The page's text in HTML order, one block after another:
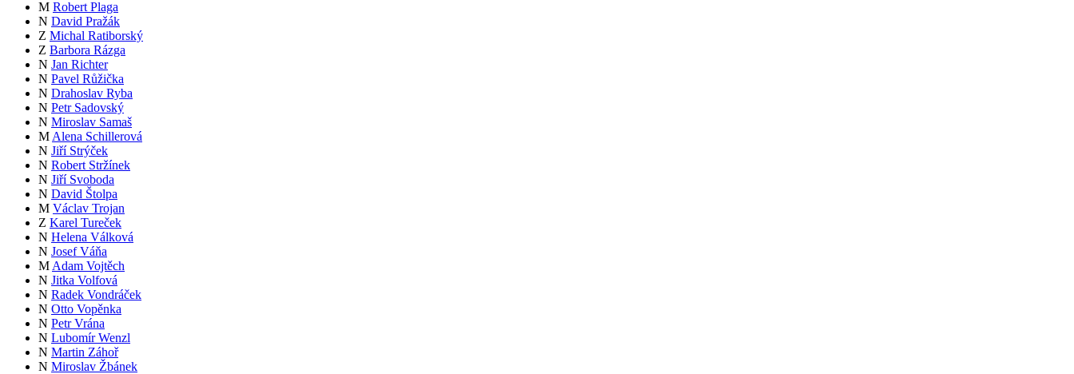
M Robert Plaga
N David Pražák
Z Michal Ratiborský
Z Barbora Rázga
N Jan Richter
N Pavel Růžička
N Drahoslav Ryba
N Petr Sadovský
N Miroslav Samaš
M Alena Schillerová
N Jiří Strýček
N Robert Stržínek
N Jiří Svoboda
N David Štolpa
M Václav Trojan
Z Karel Tureček
N Helena Válková
N Josef Váňa
M Adam Vojtěch
N Jitka Volfová
N Radek Vondráček
N Otto Vopěnka
N Petr Vrána
N Lubomír Wenzl
N Martin Záhoř
N Miroslav Žbánek